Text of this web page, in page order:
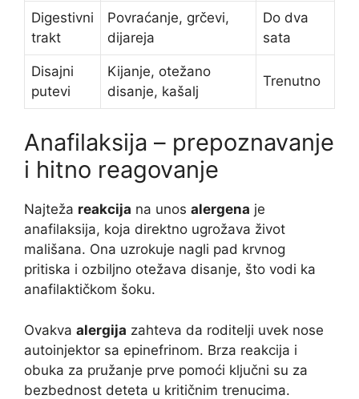
Digestivni
trakt
Povraćanje, grčevi,
dijareja
Do dva
sata
Disajni
putevi
Kijanje, otežano
disanje, kašalj
Trenutno
Anafilaksija – prepoznavanje
i hitno reagovanje
Najteža reakcija na unos alergena je
anafilaksija, koja direktno ugrožava život
mališana. Ona uzrokuje nagli pad krvnog
pritiska i ozbiljno otežava disanje, što vodi ka
anafilaktičkom šoku.
Ovakva alergija zahteva da roditelji uvek nose
autoinjektor sa epinefrinom. Brza reakcija i
obuka za pružanje prve pomoći ključni su za
bezbednost deteta u kritičnim trenucima.